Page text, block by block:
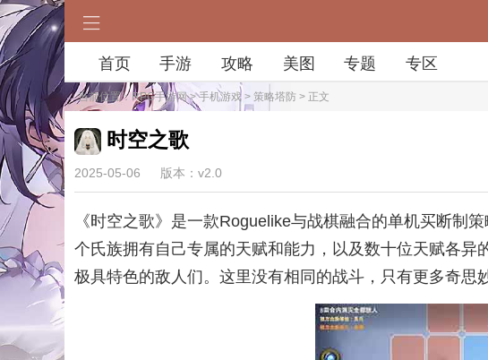
首页 手游 攻略 美图 专题 专区
当前位置：RPG手游网>手机游戏 > 策略塔防 > 正文
时空之歌
2025-05-06 版本：v2.0
《时空之歌》是一款Roguelike与战棋融合的单机买断制
个氏族拥有自己专属的天赋和能力，以及数十位天赋各
极具特色的敌人们。这里没有相同的战斗，只有更多奇思